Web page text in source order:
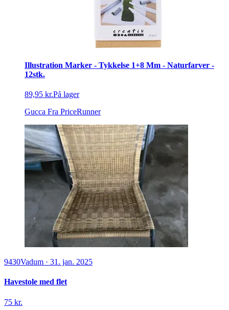
Illustration Marker - Tykkelse 1+8 Mm - Naturfarver -
12stk.
89,95 kr.På lager
Gucca Fra PriceRunner
9430Vadum · 31. jan. 2025
Havestole med flet
75 kr.